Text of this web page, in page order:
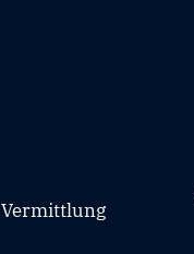
Vermittlung